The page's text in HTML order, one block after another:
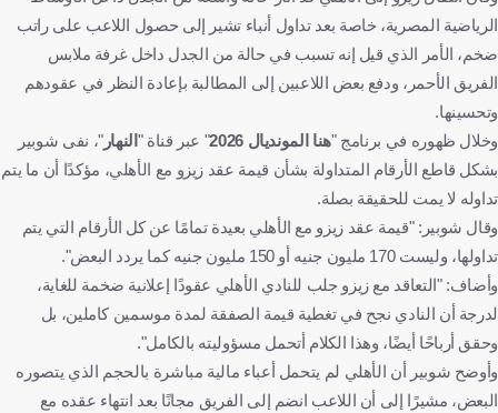
الرياضية المصرية، خاصة بعد تداول أنباء تشير إلى حصول اللاعب على راتب
ضخم، الأمر الذي قيل إنه تسبب في حالة من الجدل داخل غرفة ملابس
الفريق الأحمر، ودفع بعض اللاعبين إلى المطالبة بإعادة النظر في عقودهم
وتحسينها.
وخلال ظهوره في برنامج "هنا المونديال 2026 " عبر قناة " النهار"، نفى شوبير
بشكل قاطع الأرقام المتداولة بشأن قيمة عقد زيزو مع الأهلي، مؤكدًا أن ما يتم
تداوله لا يمت للحقيقة بصلة.
وقال شوبير: "قيمة عقد زيزو مع الأهلي بعيدة تمامًا عن كل الأرقام التي يتم
تداولها، وليست 170 مليون جنيه أو 150 مليون جنيه كما يردد البعض".
وأضاف: "التعاقد مع زيزو جلب للنادي الأهلي عقودًا إعلانية ضخمة للغاية،
لدرجة أن النادي نجح في تغطية قيمة الصفقة لمدة موسمين كاملين، بل
وحقق أرباحًا أيضًا، وهذا الكلام أتحمل مسؤوليته بالكامل".
وأوضح شوبير أن الأهلي لم يتحمل أعباء مالية مباشرة بالحجم الذي يتصوره
البعض، مشيرًا إلى أن اللاعب انضم إلى الفريق مجانًا بعد انتهاء عقده مع